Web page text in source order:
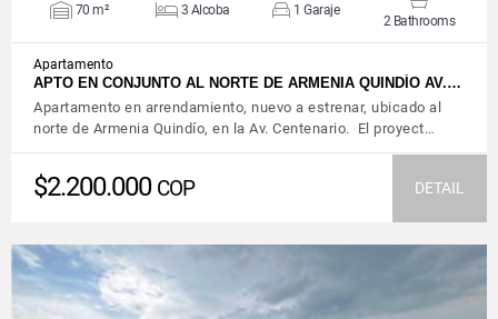
70 m² 3 Alcoba 1 Garaje
2 Bathrooms
Apartamento
APTO EN CONJUNTO AL NORTE DE ARMENIA QUINDÍO AV.…
Apartamento en arrendamiento, nuevo a estrenar, ubicado al
norte de Armenia Quindío, en la Av. Centenario. El proyect…
$2.200.000 COP DETAIL